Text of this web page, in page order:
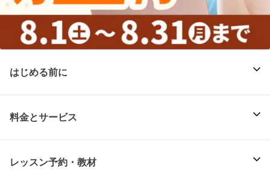
はじめる前に
料金とサービス
レッスン予約・教材